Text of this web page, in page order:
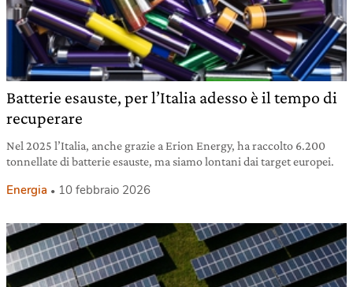
Batterie esauste, per l’Italia adesso è il tempo di
recuperare
Nel 2025 l’Italia, anche grazie a Erion Energy, ha raccolto 6.200
tonnellate di batterie esauste, ma siamo lontani dai target europei.
Energia 10 febbraio 2026